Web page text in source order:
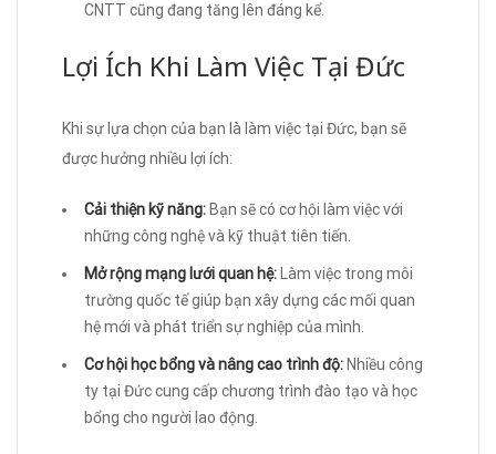
CNTT cũng đang tăng lên đáng kể.
Lợi Ích Khi Làm Việc Tại Đức
Khi sự lựa chọn của bạn là làm việc tại Đức, bạn sẽ
được hưởng nhiều lợi ích:
Cải thiện kỹ năng: Bạn sẽ có cơ hội làm việc với
những công nghệ và kỹ thuật tiên tiến.
Mở rộng mạng lưới quan hệ: Làm việc trong môi
trường quốc tế giúp bạn xây dựng các mối quan
hệ mới và phát triển sự nghiệp của mình.
Cơ hội học bổng và nâng cao trình độ: Nhiều công
ty tại Đức cung cấp chương trình đào tạo và học
bổng cho người lao động.